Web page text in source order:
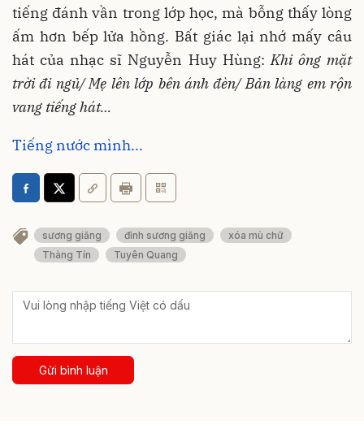
tiếng đánh vần trong lớp học, mà bỗng thấy lòng
ấm hơn bếp lửa hồng. Bất giác lại nhớ mấy câu
hát của nhạc sĩ Nguyễn Huy Hùng:Khi ông mặt
trời đi ngủ/ Mẹ lên lớp bên ánh đèn/ Bản làng em rộn
vang tiếng hát…
Tiếng nước mình...
sương giăng đỉnh sương giăng
xóa mù chữ
Thàng Tín
Tuyên Quang
Gửi bình luận